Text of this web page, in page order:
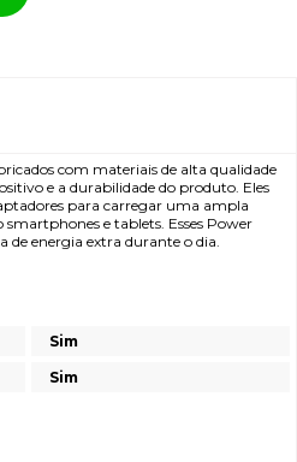
com materiais de alta qualidade
e a durabilidade do produto. Eles
para carregar uma ampla
e tablets. Esses Power
de energia extra durante o dia.
Sim
Sim